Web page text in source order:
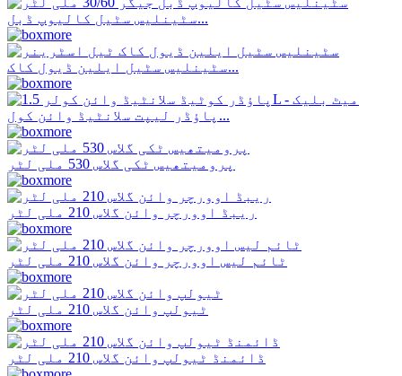
سٹینلیس سٹیل کالیوپ ڈبل...
سٹینلیس سٹیل ایلین ڈیول کاک...
پاؤڈر لیپت سلانٹیڈ وائن کول...
پرومیتھیس ٹکی گلاس 530 ملی لٹر
ریبڈ اوورچر وائن گلاس 210 ملی لٹر
ٹائم لیس اوورچر وائن گلاس 210 ملی لٹر
ٹیولپ وائن گلاس 210 ملی لٹر
ڈائمنڈ ٹیولپ وائن گلاس 210 ملی لٹر